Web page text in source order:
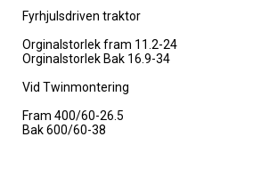
Fyrhjulsdriven traktor
Orginalstorlek fram 11.2-24
Orginalstorlek Bak 16.9-34
Vid Twinmontering
Fram 400/60-26.5
Bak 600/60-38